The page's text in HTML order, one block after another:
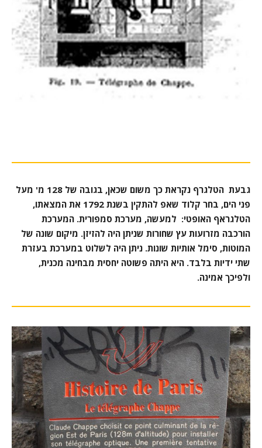
גבעת הטלגרף נקראת כך משום שכאן, בגובה של 128 מ' מעל
פני הים, בחר קלוד שאפ להתקין בשנת 1792 את המצאתו,
הטלגראף האופטי: למעשה, מערכת סמפורית. המערכת
הורכבה מזרועות עץ שחורות שניתן היה להזיזן. מיקום שונה של
המוטות, סימל אותיות שונות. ניתן היה לשלוט במערכת בעזרת
שתי ידיות בלבד. היא היתה פשוטה יחסית מבחינה מכנית,
ולפיכך אמינה.